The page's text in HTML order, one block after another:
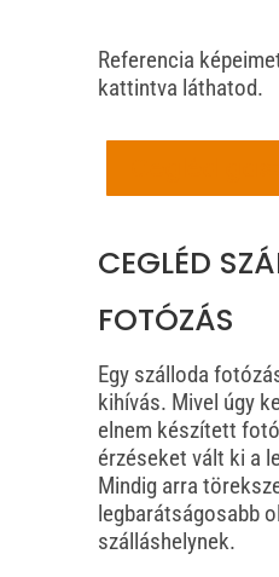
Referencia
kattintva láthatod.
CEGLÉD
FOTÓZÁS
Egy szálloda
kihívás. Mivel úgy
elnem készített
érzéseket vált ki a
Mindig arra
legbarátságosabb
szálláshelynek.